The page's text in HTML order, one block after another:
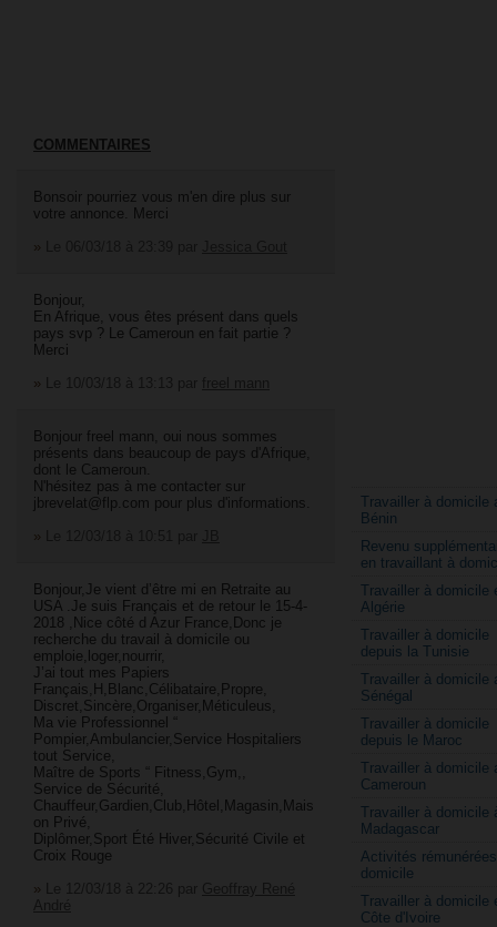
Travailler à domicile
Bénin
Revenu
en travaillant à
Travailler à domicile
Algérie
Travailler à domicile
depuis la Tunisie
Travailler à domicile
Sénégal
Travailler à domicile
depuis le Maroc
Travailler à domicile
Cameroun
Travailler à domicile
Madagascar
Activités
domicile
Travailler à domicile
Côte d'Ivoire
COMMENTAIRES
Bonsoir pourriez vous m'en dire plus sur
votre annonce. Merci
»
Bonjour,
En Afrique, vous êtes présent dans quels
pays svp ? Le Cameroun en fait partie ?
Merci
»
Bonjour freel mann, oui nous sommes
présents dans beaucoup de pays d'Afrique,
dont le Cameroun.
N'hésitez pas à me contacter sur
jbrevelat@flp.com pour plus d'informations.
»
Bonjour,Je vient d’être mi en Retraite au
USA .Je suis Français et de retour le 15-4-
2018 ,Nice côté d Azur France,Donc je
recherche du travail à domicile ou
emploie,loger,nourrir,
J’ai tout mes Papiers
Français,H,Blanc,Célibataire,Propre,
Discret,Sincère,Organiser,Méticuleus,
Ma vie Professionnel “
Pompier,Ambulancier,Service Hospitaliers
tout Service,
Maître de Sports “ Fitness,Gym,,
Service de Sécurité,
Chauffeur,Gardien,Club,Hôtel,Magasin,Mais
on Privé,
Diplômer,Sport Été Hiver,Sécurité Civile et
Croix Rouge
»